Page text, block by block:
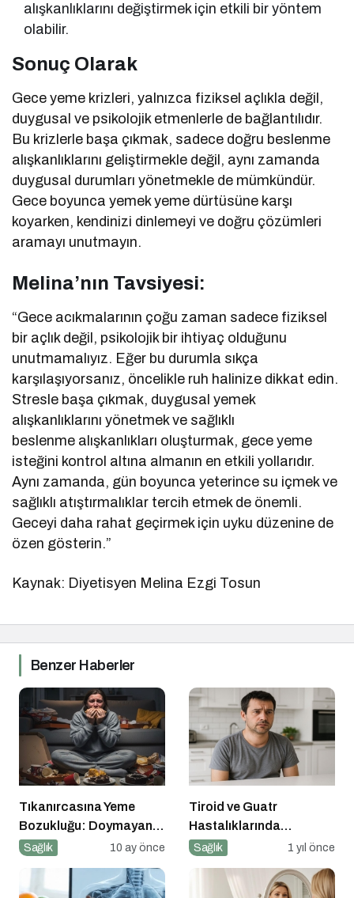
alışkanlıklarını değiştirmek için etkili bir yöntem
olabilir.
Sonuç Olarak
Gece yeme krizleri, yalnızca fiziksel açlıkla değil,
duygusal ve psikolojik etmenlerle de bağlantılıdır.
Bu krizlerle başa çıkmak, sadece doğru beslenme
alışkanlıklarını geliştirmekle değil, aynı zamanda
duygusal durumları yönetmekle de mümkündür.
Gece boyunca yemek yeme dürtüsüne karşı
koyarken, kendinizi dinlemeyi ve doğru çözümleri
aramayı unutmayın.
Melina’nın Tavsiyesi:
“Gece acıkmalarının çoğu zaman sadece fiziksel
bir açlık değil, psikolojik bir ihtiyaç olduğunu
unutmamalıyız. Eğer bu durumla sıkça
karşılaşıyorsanız, öncelikle ruh halinize dikkat edin.
Stresle başa çıkmak, duygusal yemek
alışkanlıklarını yönetmek ve sağlıklı
beslenme alışkanlıkları oluşturmak, gece yeme
isteğini kontrol altına almanın en etkili yollarıdır.
Aynı zamanda, gün boyunca yeterince su içmek ve
sağlıklı atıştırmalıklar tercih etmek de önemli.
Geceyi daha rahat geçirmek için uyku düzenine de
özen gösterin.”
Kaynak: Diyetisyen Melina Ezgi Tosun
Benzer Haberler
Tıkanırcasına Yeme
Bozukluğu: Doymayan
Duygular
Sağlık 10 ay önce
Tiroid ve Guatr
Hastalıklarında
Beslenme Bilinci
Sağlık 1 yıl önce